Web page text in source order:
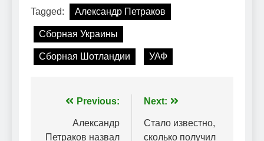
Tagged: Александр Петраков
Сборная Украины
Сборная Шотландии УАФ
Навігація
записів
Previous:
Александр
Петраков назвал
Next:
Стало известно,
сколько получил